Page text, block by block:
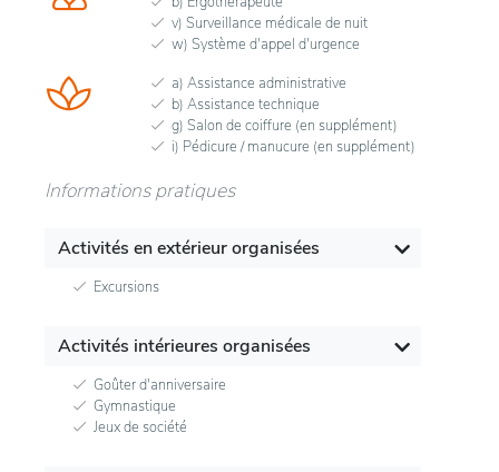
v) Surveillance médicale de nuit
w) Système d'appel d'urgence
a) Assistance administrative
b) Assistance technique
g) Salon de coiffure (en supplément)
i) Pédicure / manucure (en supplément)
Informations pratiques
Activités en extérieur organisées
Excursions
Activités intérieures organisées
Goûter d'anniversaire
Gymnastique
Jeux de société